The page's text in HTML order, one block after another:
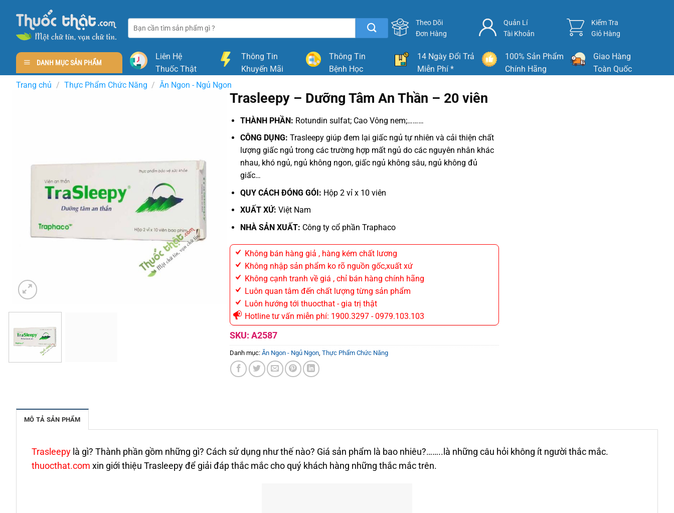
content
kiếm:
Theo Dõi
Đơn Hàng
Quản Lí
Tài Khoản
Kiểm Tra
Giỏ Hàng
DANH MỤC SẢN PHẨM
Liên Hệ
Thuốc Thật
Thông Tin
Khuyến Mãi
Thông Tin
Bệnh Học
14 Ngày Đổi Trả
Miễn Phí *
100% Sản Phẩm
Chính Hãng
Giao Hàng
Toàn Quốc
Trang chủ / Thực Phẩm Chức Năng / Ăn Ngon - Ngủ Ngon
Trasleepy – Dưỡng Tâm An Thần – 20 viên
THÀNH PHẦN: Rotundin sulfat; Cao Vông nem;………
CÔNG DỤNG: Trasleepy giúp đem lại giấc ngủ tự nhiên và cải thiện chất
lượng giấc ngủ trong các trường hợp mất ngủ do các nguyên nhân khác
nhau, khó ngủ, ngủ không ngon, giấc ngủ không sâu, ngủ không đủ
giấc…
QUY CÁCH ĐÓNG GÓI: Hộp 2 vỉ x 10 viên
XUẤT XỨ: Việt Nam
NHÀ SẢN XUẤT: Công ty cổ phần Traphaco
Không bán hàng giả , hàng kém chất lương
Không nhập sản phẩm ko rõ nguồn gốc,xuất xứ
Không cạnh tranh về giá , chỉ bán hàng chính hãng
Luôn quan tâm đến chất lượng từng sản phẩm
Luôn hướng tới thuocthat - gia trị thật
Hotline tư vấn miễn phí: 1900.3297 - 0979.103.103
SKU: A2587
Danh mục: Ăn Ngon - Ngủ Ngon, Thực Phẩm Chức Năng
MÔ TẢ SẢN PHẨM
Trasleepy là gì? Thành phần gồm những gì? Cách sử dụng như thế nào? Giá sản phẩm là bao nhiêu?……..là những câu hỏi không ít người thắc mắc.
thuocthat.com xin giới thiệu Trasleepy để giải đáp thắc mắc cho quý khách hàng những thắc mắc trên.